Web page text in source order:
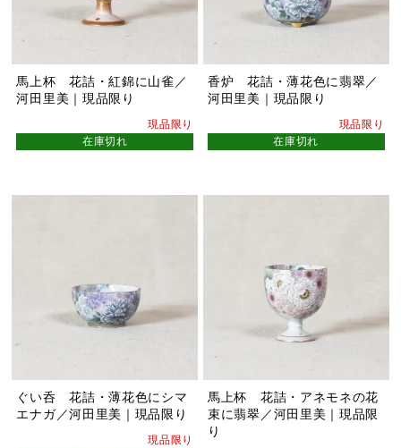
馬上杯 花詰・紅錦に山雀／
河田里美｜現品限り
現品限り
在庫切れ
香炉 花詰・薄花色に翡翠／
河田里美｜現品限り
現品限り
在庫切れ
ぐい呑 花詰・薄花色にシマ
エナガ／河田里美｜現品限り
現品限り
馬上杯 花詰・アネモネの花
束に翡翠／河田里美｜現品限
り